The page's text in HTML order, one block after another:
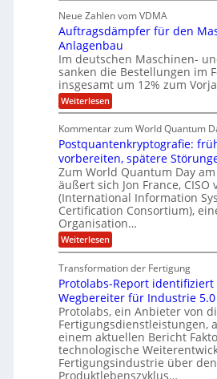
i
l
l
i
o
n
e
n
U
S
-
D
o
l
l
a
r
r
i
n
g
f
ü
r
M
E
A
u
n
d
L
a
t
e
i
n
a
m
e
r
2
s
o
l
u
t
s
i
w
i
r
d
C
h
e
f
C
u
s
t
o
m
e
r
O
ff
c
e
r
r
t
i
n
g
e
r
ö
f
n
e
t
K
o
m
p
e
t
e
n
z
z
n
t
r
u
m
f
ü
r
Neue Zahlen vom VDMA
Auftragsdämpfer für den
Anlagenbau
Im deutschen Maschinen-
sanken die Bestellungen im
insgesamt um 12% zum
Weiterlesen:
A
f
t
r
a
g
s
d
ä
m
p
f
e
r
ü
r
d
e
n
M
a
s
Kommentar zum World Quantum
Postquantenkryptografie:
vorbereiten, spätere
Zum World Quantum Day
äußert sich Jon France, CISO
(International Information
Certification Consortium),
Organisation…
Weiterlesen:
P
s
t
q
u
a
n
t
e
n
k
Transformation der Fertigung
Protolabs-Report identifiziert
Wegbereiter für Industrie 5.0
Protolabs, ein Anbieter von
Fertigungsdienstleistungen,
einem aktuellen Bericht
technologische
Fertigungsindustrie über
Produktlebenszyklus…